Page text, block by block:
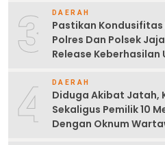
3 DAERAH
Pastikan
Polres Dan Polsek
Release Keberhasilan
4 DAERAH
Diduga Akibat Jatah,
Sekaligus Pemilik 10
Dengan Oknum